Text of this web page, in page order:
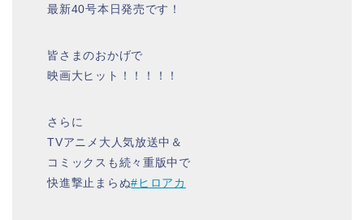
最新40号本日発売です！
皆さまのおかげで
映画大ヒット！！！！！
さらに
TVアニメ大人気放送中＆
コミックスも続々重版中で
快進撃止まらぬ#ヒロアカ